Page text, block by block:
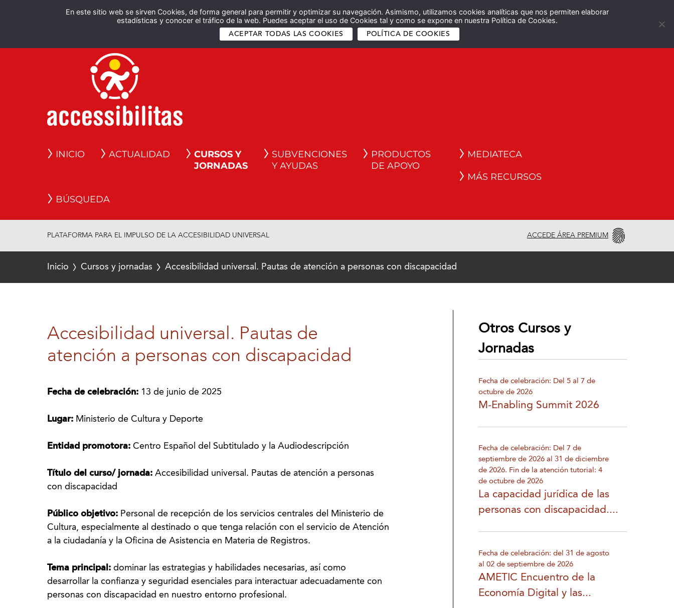
En este sitio web se sirven Cookies, de forma general para permitir y optimizar su navegación. Asimismo, utilizamos cookies analíticas que nos permiten elaborar
estadísticas y conocer el tráfico de la web. Puedes aceptar el uso de Cookies tal y como se expone en nuestra Política de Cookies.
ACEPTAR TODAS LAS COOKIES POLÍTICA DE COOKIES
Español English
INICIO ACTUALIDAD
CURSOS Y
JORNADAS
SUBVENCIONES
Y AYUDAS
PRODUCTOS
DE APOYO
MEDIATECA
MÁS RECURSOS
BÚSQUEDA
PLATAFORMA PARA EL IMPULSO DE LA ACCESIBILIDAD UNIVERSAL ACCEDE ÁREA PREMIUM
Inicio Cursos y jornadas Accesibilidad universal. Pautas de atención a personas con discapacidad
Accesibilidad universal. Pautas de
atención a personas con discapacidad
Fecha de celebración: 13 de junio de 2025
Lugar: Ministerio de Cultura y Deporte
Entidad promotora:Centro Español del Subtitulado y la Audiodescripción
Título del curso/ jornada:Accesibilidad universal. Pautas de atención a personas
con discapacidad
Público objetivo: Personal de recepción de los servicios centrales del Ministerio de
Cultura, especialmente al destinado o que tenga relación con el servicio de Atención
a la ciudadanía y la Oficina de Asistencia en Materia de Registros.
Tema principal:dominar las estrategias y habilidades necesarias, así como
desarrollar la confianza y seguridad esenciales para interactuar adecuadamente con
personas con discapacidad en nuestro entorno profesional.
Otros Cursos y
Jornadas
Fecha de celebración: Del 5 al 7 de
octubre de 2026
M-Enabling Summit 2026
Fecha de celebración: Del 7 de
septiembre de 2026 al 31 de diciembre
de 2026. Fin de la atención tutorial: 4
de octubre de 2026
La capacidad jurídica de las
personas con discapacidad....
Fecha de celebración: del 31 de agosto
al 02 de septiembre de 2026
AMETIC Encuentro de la
Economía Digital y las...